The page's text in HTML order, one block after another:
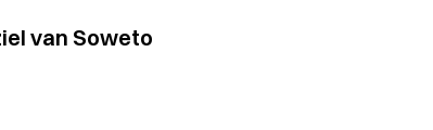
van Soweto